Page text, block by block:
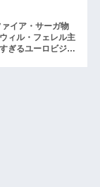
イア・サーガ物
ィル・フェレル主
ぎるユーロビジョ